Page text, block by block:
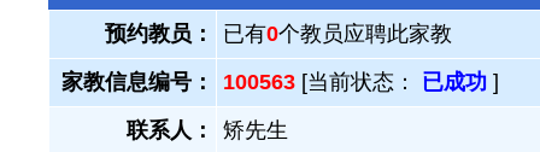
预约教员： 已有0个教员应聘此家教
家教信息编号：
100563 [当前状态： 已成功 ]
联系人：
矫先生